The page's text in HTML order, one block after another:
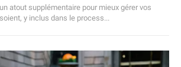
atout supplémentaire pour mieux gérer vos
y inclus dans le process...